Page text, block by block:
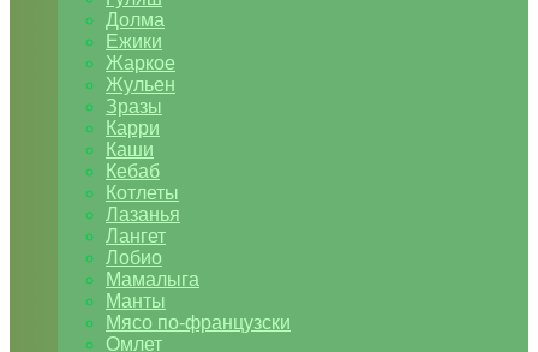
Долма
Ежики
Жаркое
Жульен
Зразы
Карри
Каши
Кебаб
Котлеты
Лазанья
Лангет
Лобио
Мамалыга
Манты
Мясо по-французски
Омлет